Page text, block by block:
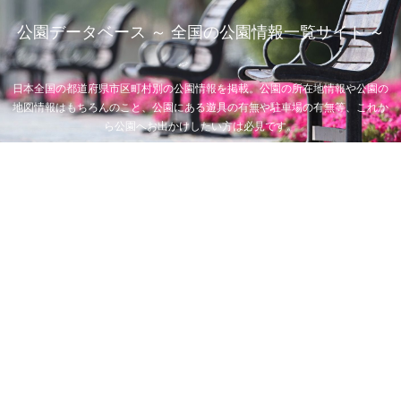
公園データベース ～ 全国の公園情報一覧サイト ～
日本全国の都道府県市区町村別の公園情報を掲載。公園の所在地情報や公園の
地図情報はもちろんのこと、公園にある遊具の有無や駐車場の有無等、これか
ら公園へお出かけしたい方は必見です。